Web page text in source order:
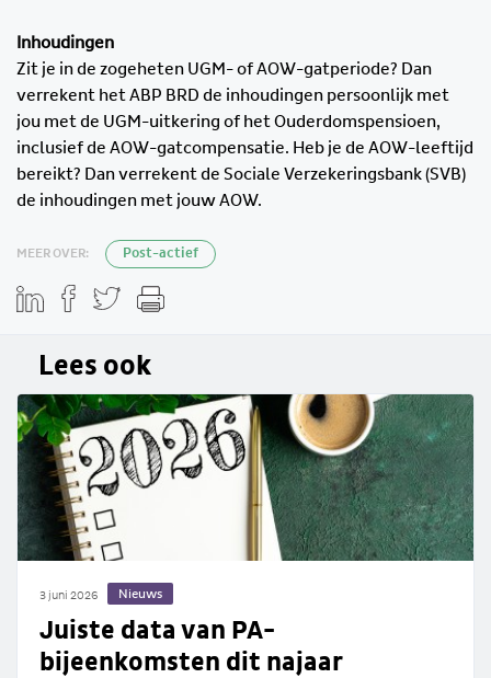
Inhoudingen
Zit je in de zogeheten UGM- of AOW-gatperiode? Dan
verrekent het ABP BRD de inhoudingen persoonlijk met
jou met de UGM-uitkering of het Ouderdomspensioen,
inclusief de AOW-gatcompensatie. Heb je de AOW-leeftijd
bereikt? Dan verrekent de Sociale Verzekeringsbank (SVB)
de inhoudingen met jouw AOW.
MEER OVER: Post-actief
Lees ook
3 juni 2026 Nieuws
Juiste data van PA-
bijeenkomsten dit najaar